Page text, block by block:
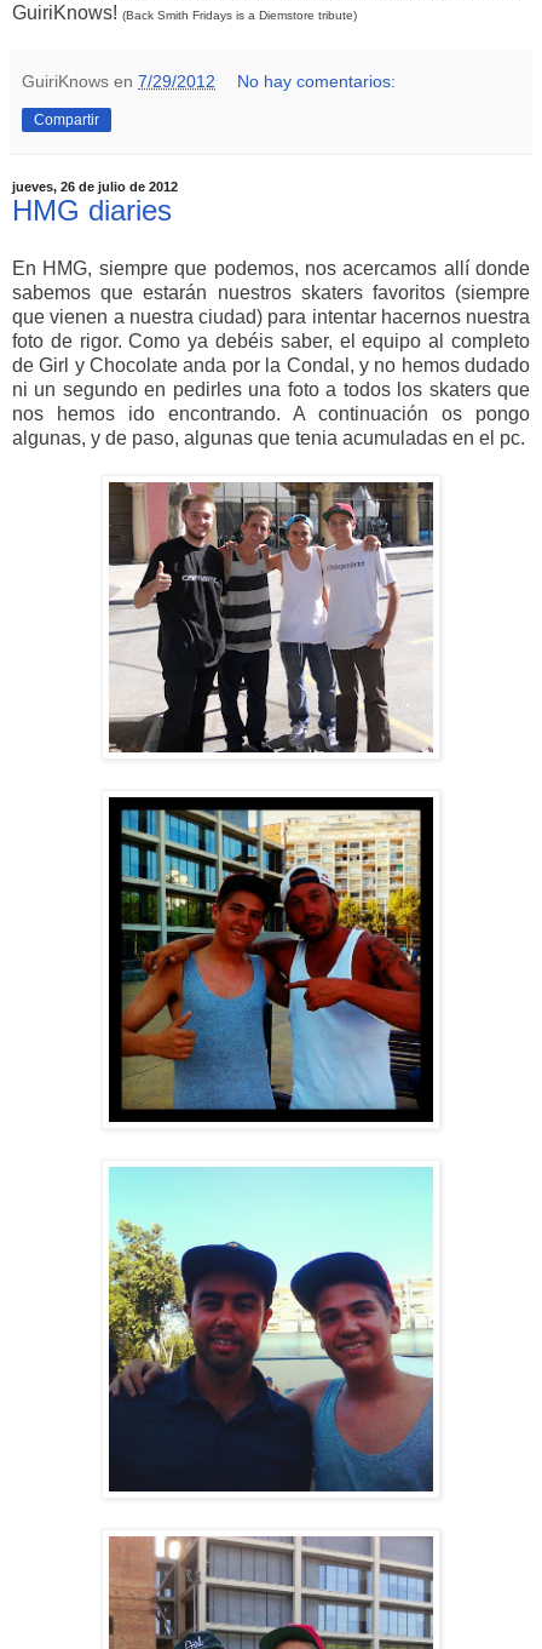
GuiriKnows! (Back Smith Fridays is a Diemstore tribute)
GuiriKnows en 7/29/2012 No hay comentarios:
Compartir
jueves, 26 de julio de 2012
HMG diaries
En HMG, siempre que podemos, nos acercamos allí donde
sabemos que estarán nuestros skaters favoritos (siempre
que vienen a nuestra ciudad) para intentar hacernos nuestra
foto de rigor. Como ya debéis saber, el equipo al completo
de Girl y Chocolate anda por la Condal, y no hemos dudado
ni un segundo en pedirles una foto a todos los skaters que
nos hemos ido encontrando. A continuación os pongo
algunas, y de paso, algunas que tenia acumuladas en el pc.